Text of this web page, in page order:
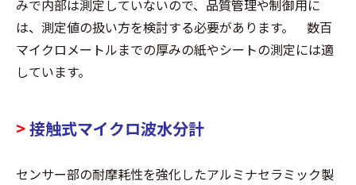
みで内部は測定していないので、品質管理や制御用に
は、測定値の扱い方を検討する必要があります。 数百
マイクロメートルまでの厚みの紙やシートの測定には適
しています。
> 接触式マイクロ波水分計
センサー部の耐摩耗性を強化したアルミナセラミック製